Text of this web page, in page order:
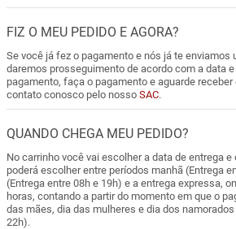
FIZ O MEU PEDIDO E AGORA?
Se você já fez o pagamento e nós já te
daremos prosseguimento de acordo com a data
pagamento, faça o pagamento e aguarde
contato conosco pelo nosso SAC.
QUANDO CHEGA MEU PEDIDO?
No carrinho você vai escolher a data de entrega
poderá escolher entre períodos manhã (Entrega
(Entrega entre 08h e 19h) e a entrega expressa,
horas, contando a partir do momento em que o
das mães, dia das mulheres e dia dos
22h).